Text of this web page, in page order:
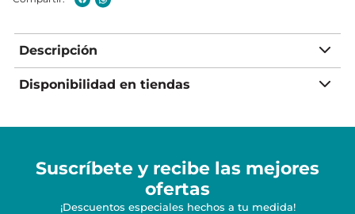
Descripción
Disponibilidad en tiendas
Suscríbete y recibe las mejores
ofertas
¡Descuentos especiales hechos a tu medida!